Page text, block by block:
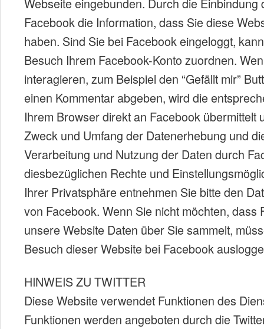
Facebook die Information, dass Sie diese
haben. Sind Sie bei Facebook eingeloggt,
Besuch Ihrem Facebook-Konto zuordnen.
interagieren, zum Beispiel den “Gefällt mir”
einen Kommentar abgeben, wird die
Ihrem Browser direkt an Facebook übermittelt
Zweck und Umfang der Datenerhebung und
Verarbeitung und Nutzung der Daten durch
diesbezüglichen Rechte und
Ihrer Privatsphäre entnehmen Sie bitte den
von Facebook. Wenn Sie nicht möchten, dass
unsere Website Daten über Sie sammelt,
Besuch dieser Website bei Facebook
HINWEIS ZU TWITTER
Diese Website verwendet Funktionen des
Funktionen werden angeboten durch die